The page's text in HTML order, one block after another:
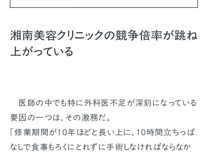
湘南美容クリニックの競争倍率が跳ね
上がっている
医師の中でも特に外科医不足が深刻になっている
要因の一つは、その激務だ。
「修業期間が10年ほどと長い上に、10時間立ちっぱ
なしで食事もろくにとれずに手術しなければならなか